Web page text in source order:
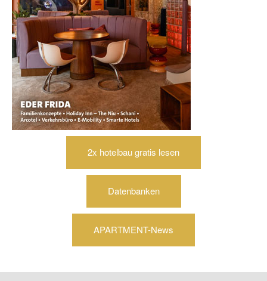
2x hotelbau gratis lesen
Datenbanken
APARTMENT-News